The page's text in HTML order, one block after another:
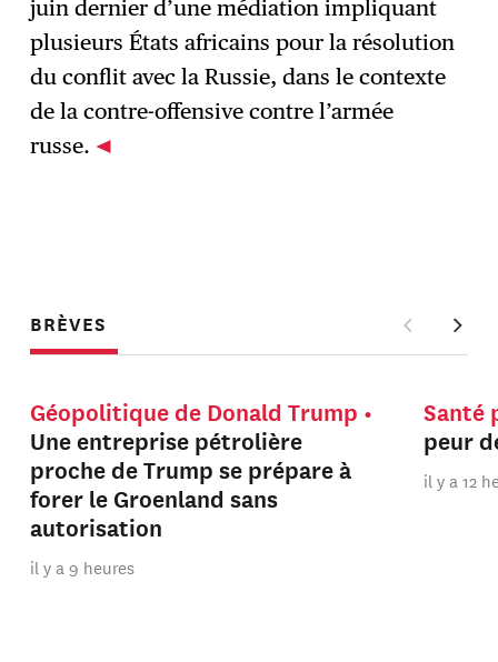
juin dernier d’une médiation impliquant
plusieurs États africains pour la résolution
du conflit avec la Russie, dans le contexte
de la contre-offensive contre l’armée
russe.
BRÈVES
Géopolitique de Donald Trump
Une entreprise pétrolière
proche de Trump se prépare à
forer le Groenland sans
autorisation
il y a 9 heures
Santé
peur
il y a 12